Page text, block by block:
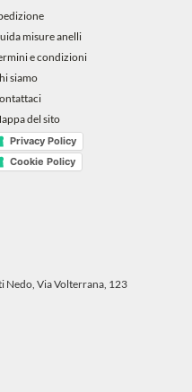
misure anelli
e condizioni
siamo
del sito
Privacy Policy
Cookie Policy
Via Volterrana, 123